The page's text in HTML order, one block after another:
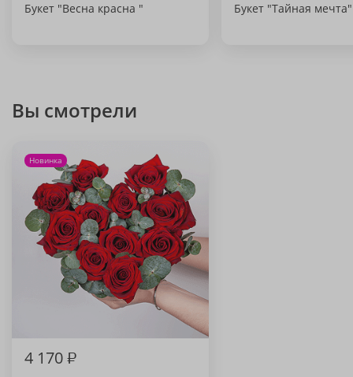
Букет "Весна красна " Букет "Тайная мечта"
Вы смотрели
Новинка
4 170₽